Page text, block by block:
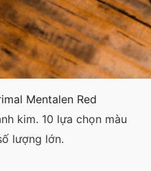
Mentalen Red
kim. 10 lựa chọn màu
lượng lớn.